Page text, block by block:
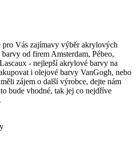
pro Vás zajímavy výběr akrylových
barvy od firem Amsterdam, Pébeo,
- nejlepší akrylové barvy na
i olejové barvy VanGogh, nebo
zájem o další výrobce, dejte nám
bude vhodné, tak jej co nejdříve